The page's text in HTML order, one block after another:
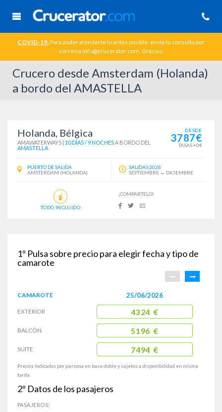
COVID-19:Para poder atenderte lo antes posible, envia tu consulta por
correo a info@crucerator.com. Gracias.
Crucero desde Amsterdam (Holanda)
a bordo del AMASTELLA
Holanda, Bélgica
AMAWATERWAYS | 10 DÍAS / 9 NOCHESA BORDO DEL
AMASTELLA
DESDE
3787€
TASAS +0€
PUERTO DE SALIDA
AMSTERDAM (HOLANDA)
SALIDAS 2026
SEPTIEMBRE → DICIEMBRE
TODO INCLUIDO
¡COMPÁRTELO!
1º Pulsa sobre precio para elegir fecha y tipo de
camarote
CAMAROTE
EXTERIOR
BALCÓN
SUITE
25/06/2026
4324 €
5196 €
7494 €
Precios indicados por persona en base doble y sujetos a disponibilidad en misma
tarifa
2º Datos de los pasajeros
PASAJEROS: